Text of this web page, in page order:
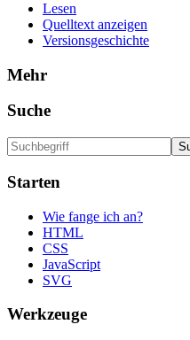
Lesen
Quelltext anzeigen
Versionsgeschichte
Mehr
Suche
Starten
Wie fange ich an?
HTML
CSS
JavaScript
SVG
Werkzeuge